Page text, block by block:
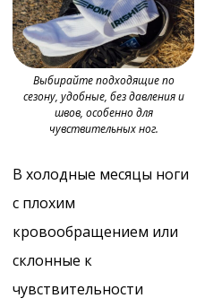
Выбирайте подходящие по
сезону, удобные, без давления и
швов, особенно для
чувствительных ног.
В холодные месяцы ноги
с плохим
кровообращением или
склонные к
чувствительности